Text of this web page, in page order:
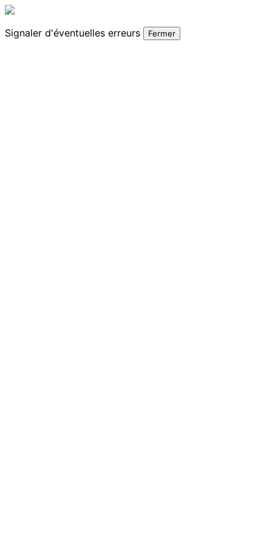
Signaler d'éventuelles erreurs Fermer